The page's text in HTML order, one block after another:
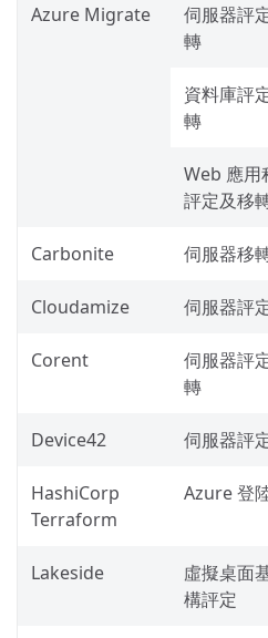
Azure Migrate
伺服器評
轉
資料庫評
轉
Web 應用
評定及移
Carbonite 伺服器移
Cloudamize 伺服器評
Corent
伺服器評
轉
Device42 伺服器評
HashiCorp
Terraform
Azure 登
Lakeside
虛擬桌面
構評定